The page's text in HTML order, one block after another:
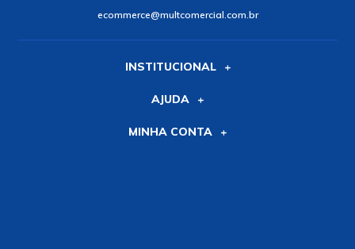
ecommerce@multcomercial.com.br
INSTITUCIONAL
AJUDA
MINHA CONTA